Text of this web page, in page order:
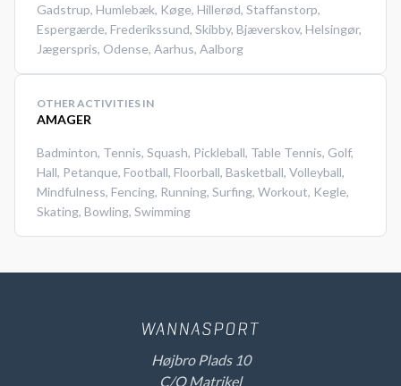
Gadstrup, Humlebæk, Køge, Hillerød, Staffanstorp,
Espergærde, Frederikssund, Skibby, Bjæverskov, Helsingør,
Jægerspris, Odense, Aarhus, Aalborg
OTHER ACTIVITIES IN
AMAGER
Badminton, Tennis, Squash, Pickleball, Table Tennis, Golf,
Hall, Petanque, Football, Floorball, Basketball, Volleyball,
Mindfulness, Fencing, Running, Surfing, Workout, Kegle,
Skating, Bowling, Swimming
Højbro Plads 10
C/O Matrikel